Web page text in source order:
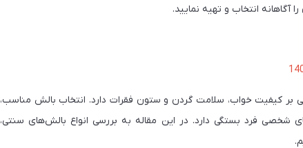
انتخاب و تهیه نمایید.
بر کیفیت خواب، سلامت گردن و ستون فقرات دارد. انتخاب بالش مناسب،
شخصی فرد بستگی دارد. در این مقاله به بررسی انواع بالش‌های سنتی،